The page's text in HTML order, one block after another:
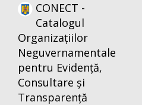
CONECT -
Catalogul
Organizațiilor
Neguvernamentale
pentru Evidență,
Consultare și
Transparență